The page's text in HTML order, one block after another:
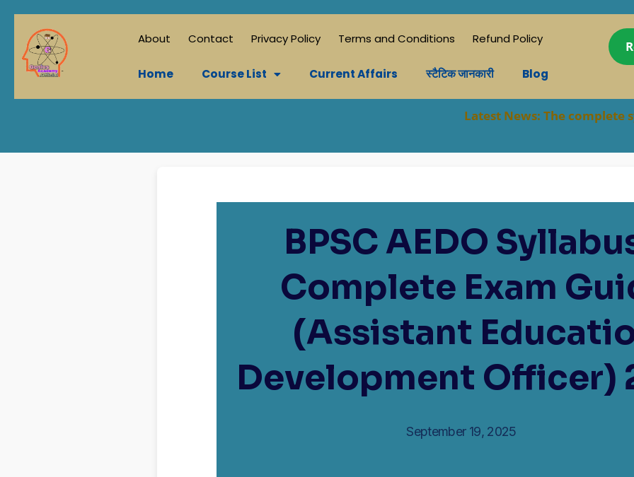
About Contact Privacy Policy Terms and Conditions Refund Policy
Home Course List Current Affairs स्टैटिक जानकारी Blog
Latest News:The complete syllabus
BPSC AEDO
Complete Exam
(Assistant
Development Officer)
September 19, 2025